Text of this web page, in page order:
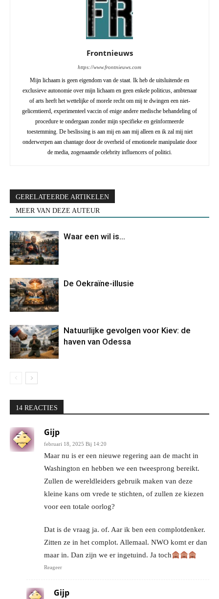
Frontnieuws
https://www.frontnieuws.com
Mijn lichaam is geen eigendom van de staat. Ik heb de uitsluitende en
exclusieve autonomie over mijn lichaam en geen enkele politicus, ambtenaar
of arts heeft het wettelijke of morele recht om mij te dwingen een niet-
gelicentieerd, experimenteel vaccin of enige andere medische behandeling of
procedure te ondergaan zonder mijn specifieke en geïnformeerde
toestemming. De beslissing is aan mij en aan mij alleen en ik zal mij niet
onderwerpen aan chantage door de overheid of emotionele manipulatie door
de media, zogenaamde celebrity influencers of politici.
GERELATEERDE ARTIKELEN
MEER VAN DEZE AUTEUR
Waar een wil is…
De Oekraïne-illusie
Natuurlijke gevolgen voor Kiev: de
haven van Odessa
14 REACTIES
Gijp
februari 18, 2025 Bij 14:20
Maar nu is er een nieuwe regering aan de macht in
Washington en hebben we een tweesprong bereikt.
Zullen de wereldleiders gebruik maken van deze
kleine kans om vrede te stichten, of zullen ze kiezen
voor een totale oorlog?
Dat is de vraag ja. of. Aar ik ben een complotdenker.
Zitten ze in het complot. Allemaal. NWO komt er dan
maar in. Dan zijn we er ingetuind. Ja toch
Reageer
Gijp